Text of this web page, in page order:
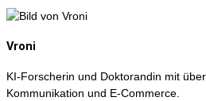
Vroni
KI-Forscherin und Doktorandin mit
Kommunikation und E-Commerce.